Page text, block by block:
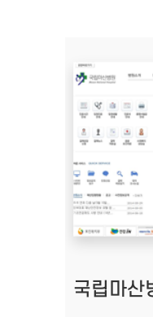
국립마산